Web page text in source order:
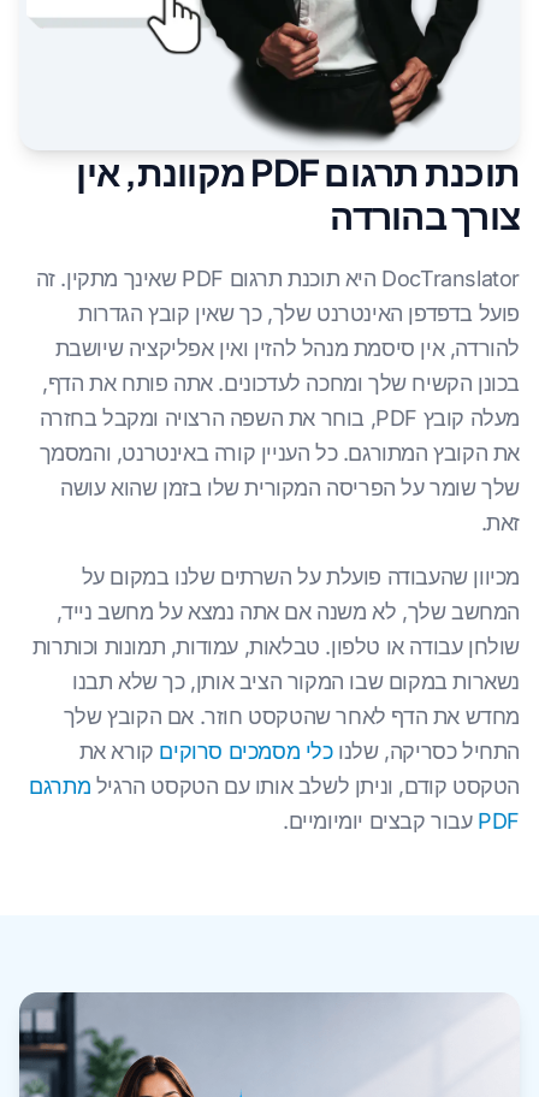
תוכנת תרגום PDF מקוונת, אין
צורך בהורדה
DocTranslator היא תוכנת תרגום PDF שאינך מתקין. זה
פועל בדפדפן האינטרנט שלך, כך שאין קובץ הגדרות
להורדה, אין סיסמת מנהל להזין ואין אפליקציה שיושבת
בכונן הקשיח שלך ומחכה לעדכונים. אתה פותח את הדף,
מעלה קובץ PDF, בוחר את השפה הרצויה ומקבל בחזרה
את הקובץ המתורגם. כל העניין קורה באינטרנט, והמסמך
שלך שומר על הפריסה המקורית שלו בזמן שהוא עושה
זאת.
מכיוון שהעבודה פועלת על השרתים שלנו במקום על
המחשב שלך, לא משנה אם אתה נמצא על מחשב נייד,
שולחן עבודה או טלפון. טבלאות, עמודות, תמונות וכותרות
נשארות במקום שבו המקור הציב אותן, כך שלא תבנו
מחדש את הדף לאחר שהטקסט חוזר. אם הקובץ שלך
התחיל כסריקה, שלנוכלי מסמכים סרוקים קורא את
הטקסט קודם, וניתן לשלב אותו עם הטקסט הרגיל מתרגם
PDF עבור קבצים יומיומיים.